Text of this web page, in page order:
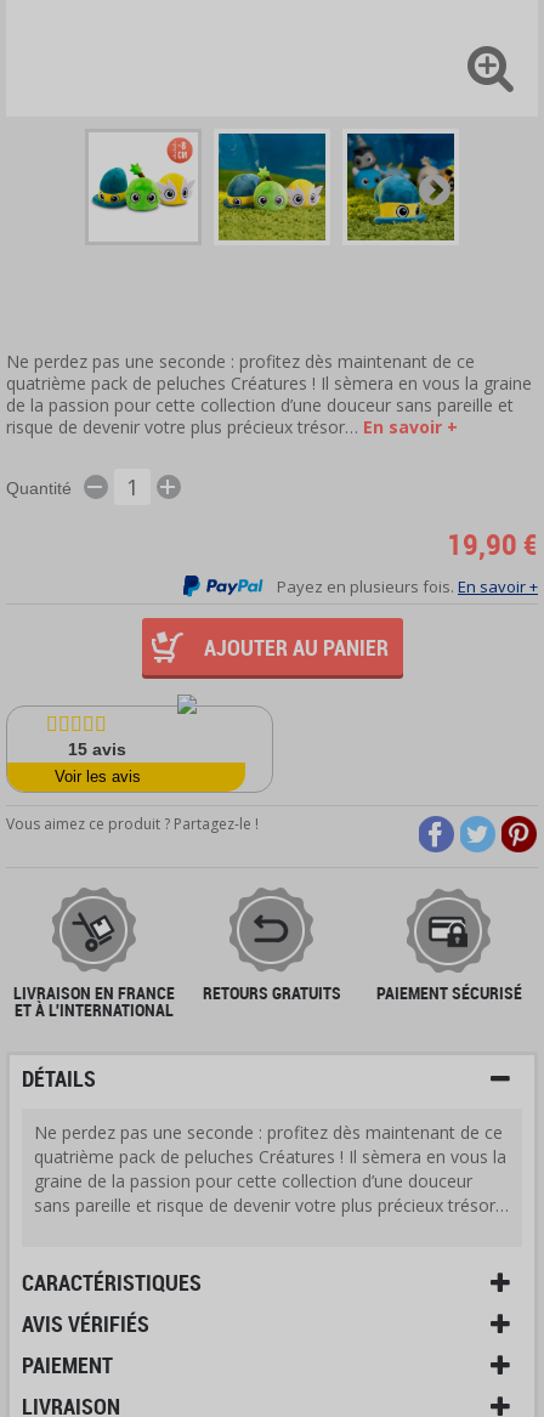
Ne perdez pas une seconde : profitez dès maintenant de ce
quatrième pack de peluches Créatures ! Il sèmera en vous la graine
de la passion pour cette collection d’une douceur sans pareille et
risque de devenir votre plus précieux trésor… En savoir +
Quantité
19,90 €
Payez en plusieurs fois. En savoir +
AJOUTER AU PANIER
15avis
Voir les avis
Vous aimez ce produit ? Partagez-le !
LIVRAISON EN FRANCE
ET À L'INTERNATIONAL
RETOURS GRATUITS PAIEMENT SÉCURISÉ
DÉTAILS
Ne perdez pas une seconde : profitez dès maintenant de ce
quatrième pack de peluches Créatures ! Il sèmera en vous la
graine de la passion pour cette collection d’une douceur
sans pareille et risque de devenir votre plus précieux trésor…
CARACTÉRISTIQUES
AVIS VÉRIFIÉS
PAIEMENT
LIVRAISON